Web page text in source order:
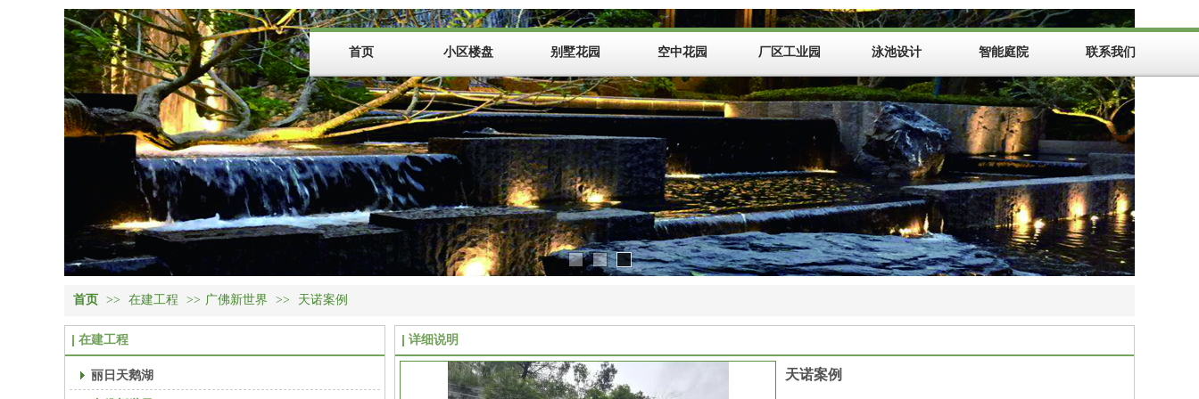
首页 小区楼盘 别墅花园 空中花园 厂区工业园 泳池设计 智能庭院 联系我们
首页 >> 在建工程 >> 广佛新世界 >> 天诺案例
在建工程
丽日天鹅湖
详细说明
天诺案例